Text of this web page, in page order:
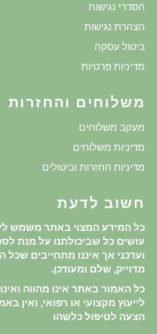
הסדרי נגישות
הצהרת נגישות
ביטול עסקה
מדיניות פרטיות
משלוחים והחזרות
מעקב משלוחים
מדיניות משלוחים
מדיניות החזרות וביטולים
חשוב לדעת
כל המידע המצוי באתר משמש
עושים כל שביכולתנו על מנת
ועדכני אך איננו מתחייבים
מדוייק, שלם ומעודכן.
כל האמור באתר אינו מהווה
לייעוץ מקצועי או רפואי, ואין
הצעה לטיפול כלשהו